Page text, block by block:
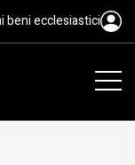
beni ecclesiastici